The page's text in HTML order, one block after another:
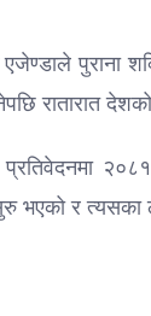
पुराना शक्ति
रातारात
प्रतिवेदनमा
भएको र